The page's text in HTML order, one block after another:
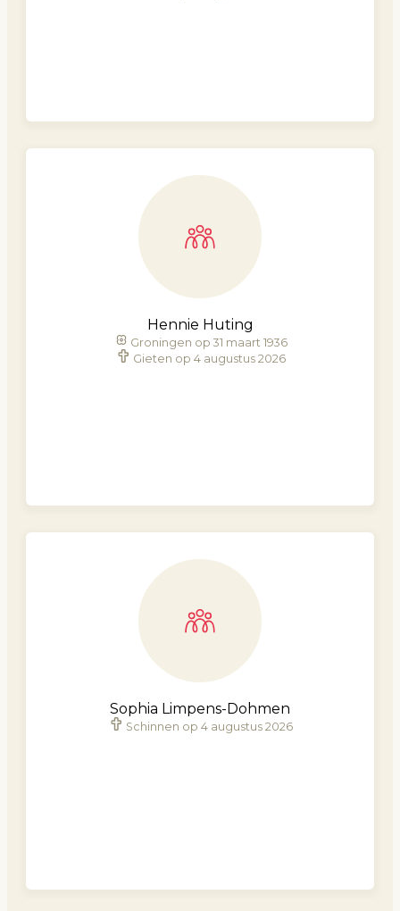
Hennie Huting
Groningen op 31 maart 1936
Gieten op 4 augustus 2026
Sophia Limpens-Dohmen
Schinnen op 4 augustus 2026